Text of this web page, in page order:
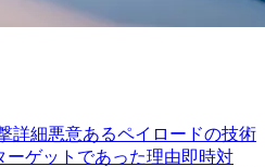
詳細悪意あるペイロードの技術
ゲットであった理由即時対